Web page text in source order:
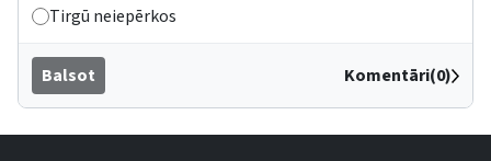
Tirgū neiepērkos
Balsot Komentāri(0)